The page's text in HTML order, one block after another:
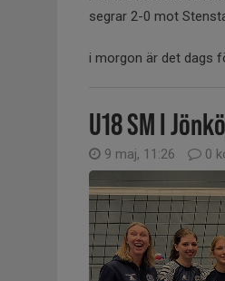
segrar 2-0 mot
i morgon är det dags
U18 SM I
9 maj, 11:26 0